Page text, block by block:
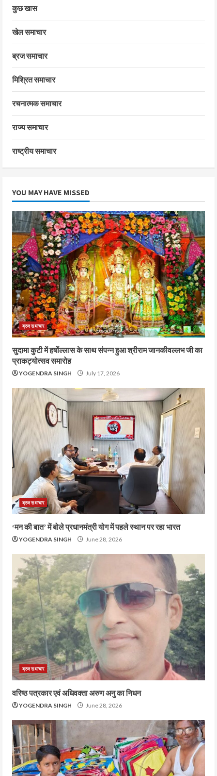
कुछ खास
खेल समाचार
ब्रज समाचार
मिश्रित समाचार
रचनात्मक समाचार
राज्य समाचार
राष्ट्रीय समाचार
YOU MAY HAVE MISSED
ब्रज समाचार
सुदामा कुटी में हर्षोल्लास के साथ संपन्न हुआ श्रीराम जानकीवल्लभ जी का
प्राकट्योत्सव समारोह
YOGENDRA SINGH July 17, 2026
ब्रज समाचार
‘मन की बात’ में बोले प्रधानमंत्री योग में पहले स्थान पर रहा भारत
YOGENDRA SINGH June 28, 2026
ब्रज समाचार
वरिष्ठ पत्रकार एवं अधिवक्ता अरुण अनु का निधन
YOGENDRA SINGH June 28, 2026